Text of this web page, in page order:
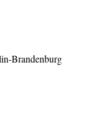
Brandenburg